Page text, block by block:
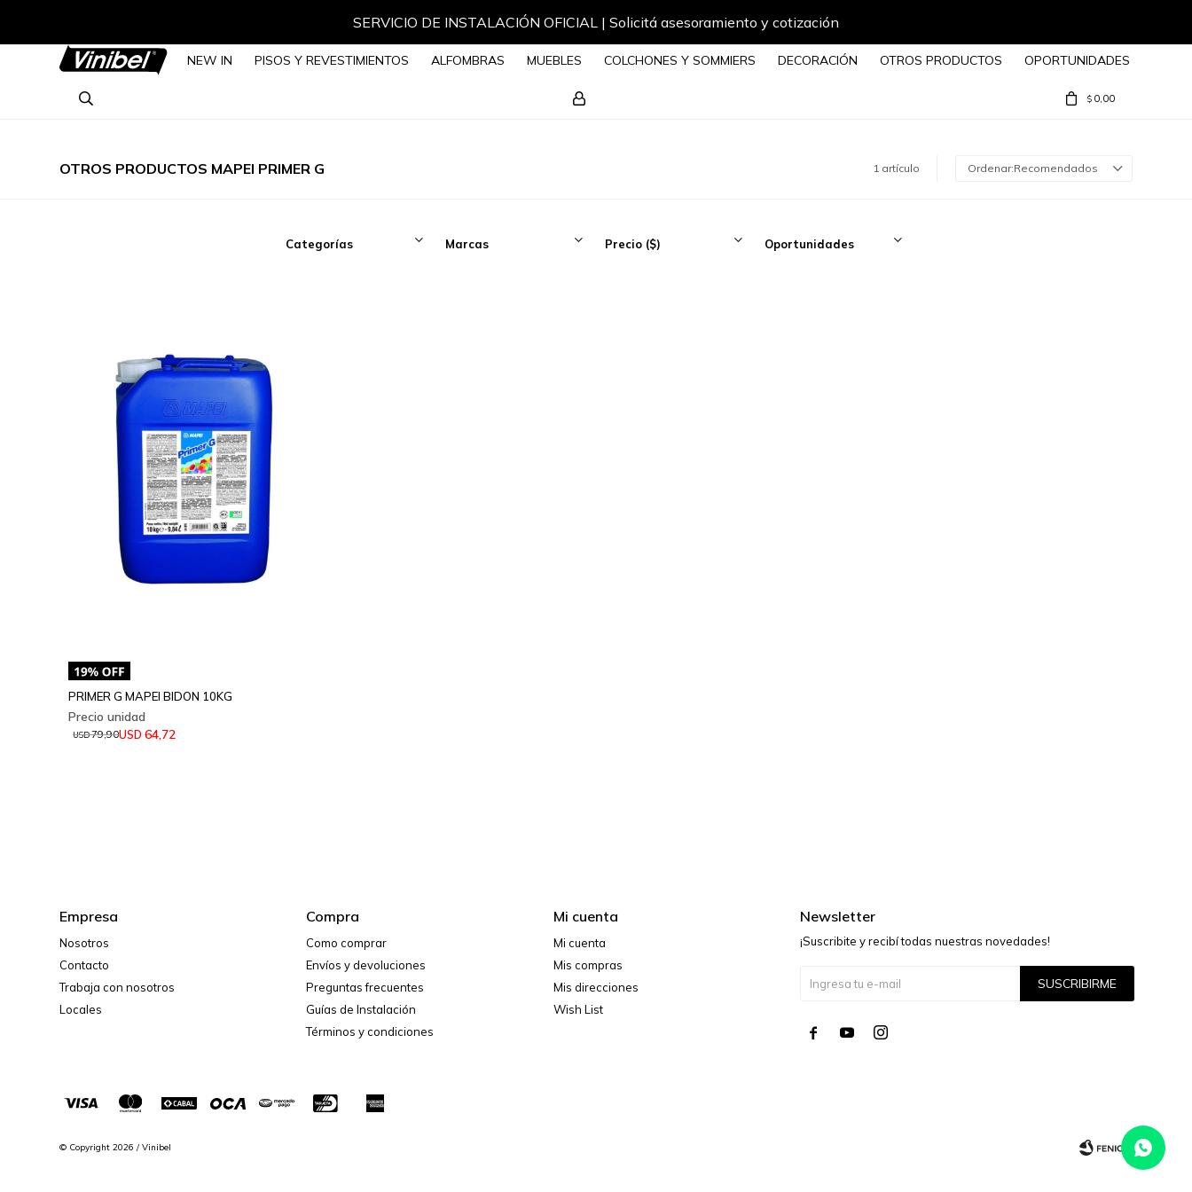
SERVICIO DE INSTALACIÓN OFICIAL | Solicitá asesoramiento y cotización
NEW IN PISOS Y REVESTIMIENTOS ALFOMBRAS MUEBLES COLCHONES Y SOMMIERS DECORACIÓN OTROS PRODUCTOS OPORTUNIDADES
$ 0,00
OTROS PRODUCTOS MAPEI PRIMER G 1 artículo Recomendados
PRIMER G MAPEI BIDON 10KG
USD 64,72
USD79,90
Categorías Marcas Precio ($) Oportunidades
Empresa
Nosotros
Contacto
Trabaja con nosotros
Locales
Compra
Como comprar
Envíos y devoluciones
Preguntas frecuentes
Guías de Instalación
Términos y condiciones
Mi cuenta
Mi cuenta
Mis compras
Mis direcciones
Wish List
Newsletter
¡Suscribite y recibí todas nuestras novedades!
SUSCRIBIRME
  
© Copyright 2026 / Vinibel